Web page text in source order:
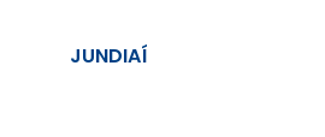
JUNDIAÍ